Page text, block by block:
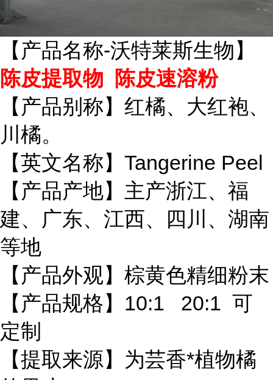
【产品名称-沃特莱斯生物】
陈皮提取物 陈皮速溶粉
【产品别称】红橘、大红袍、
川橘。
【英文名称】Tangerine Peel
【产品产地】主产浙江、福
建、广东、江西、四川、湖南
等地
【产品外观】棕黄色精细粉末
【产品规格】10:1 20:1 可
定制
【提取来源】为芸香*植物橘